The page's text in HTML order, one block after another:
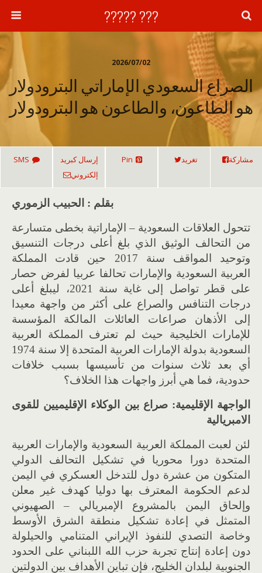
??? ?????
2026/07/02
الصراع السعودي الإماراتي البترودولار
هو الطاعون، والطاعون هو البترودولار
مشاركة تغريد Pin
إرسال كبريد
إلكتروني
SMS
بقلم : الحبيب الزموري
تتحول العلاقات السعودية – الإماراتية بخطى متسارعة
من التحالف الوثيق الذي بلغ أعلى درجات التنسيق
وتوحيد المواقف سنة 2017 حين قادت المملكة
العربية السعودية والإمارات تحالفا عربيا لفرض حصار
على قطر تواصل إلى غاية سنة 2021، ليبلغ أعلى
درجات التنافس والصراع على أكثر من واجهة معيدا
إلى الأذهان صراعات العائلات المالكة المؤسسة
للإمارات الخليجية حيث لم تعترف المملكة العربية
السعودية بدولة الإمارات العربية المتحدة إلا سنة 1974
أي بعد ثلاث سنوات من تأسيسها بسبب خلافات
حدودية، فما هي أبرز واجهات هذا الخلاف؟
الواجهة الإقليمية: صراع بين الوكلاء الإقليميين للقوى
الامبريالية
لئن لعبت المملكة العربية السعودية والإمارات العربية
المتحدة دورا محوريا في تشكيل التحالف الدولي
المتكون من عشرة دول للتدخل العسكري في اليمن
لدعم الحكومة المعترف بها دوليا كهدف غير معلن
وإلحاق اليمن بالمشروع الإمبريالي – الصهيوني
المتمثل في إعادة تشكيل منطقة الشرق الأوسط
وخاصة التصدي للنفوذ الإيراني المتنامي والحيلولة
دون إعادة إنتاج تجربة حزب الله اللبناني على الحدود
الجنوبية لبلدان الخليج، فإن تباين الأهداف بين الدولتين